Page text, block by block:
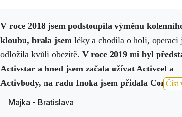
únava přetrvávají, ale jsem ráda, že je to alespoň
Také mi stále kýchají dutiny a jakmile si
Activnano spray, je to v pořádku. Spolupracuji.
V roce 2018 jsem podstoupila výměnu kolenního
kloubu, brala jsem léky a chodila o holi, operaci
odložila kvůli obezitě. V roce 2019 mi byl
Activstar a hned jsem začala užívat Activcel a
Activbody, na radu Inoka jsem přidala
Chitosan kapsle a také piji Activslim a přidala
Číst
Majka - Bratislava